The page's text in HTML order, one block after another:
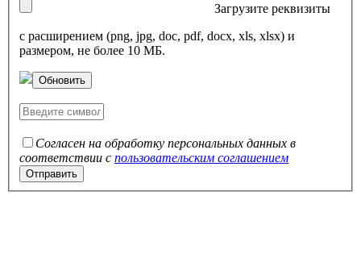
Загрузите реквизиты
с расширением (png, jpg, doc, pdf, docx, xls, xlsx) и
размером, не более 10 МБ.
Обновить
Согласен на обработку персональных данных в
соответствии с пользовательским соглашением